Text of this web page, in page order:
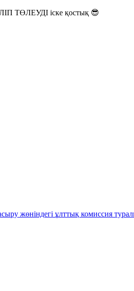
ТӨЛЕУДІ іске қостық 😎
жөніндегі ұлттық комиссия